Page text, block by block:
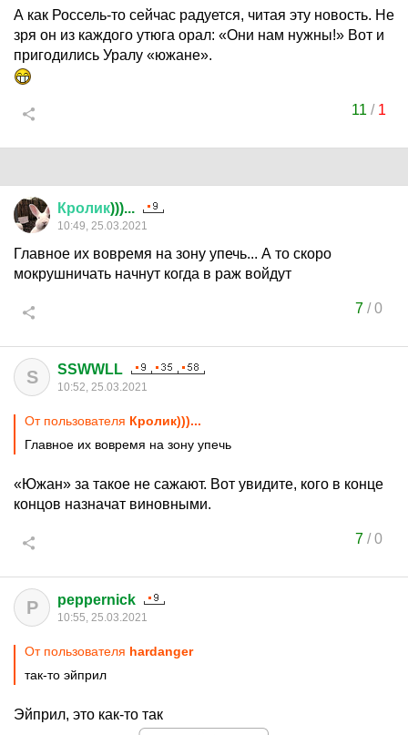
А как Россель-то сейчас радуется, читая эту новость. Не
зря он из каждого утюга орал: «Они нам нужны!» Вот и
пригодились Уралу «южане».
11 / 1
Кролик)))...
10:49, 25.03.2021
Главное их вовремя на зону упечь... А то скоро
мокрушничать начнут когда в раж войдут
7/0
S SSWWLL
10:52, 25.03.2021
От пользователя Кролик)))...
Главное их вовремя на зону упечь
«Южан» за такое не сажают. Вот увидите, кого в конце
концов назначат виновными.
7/0
P peppernick
10:55, 25.03.2021
От пользователя hardanger
так-то эйприл
Эйприл, это как-то так